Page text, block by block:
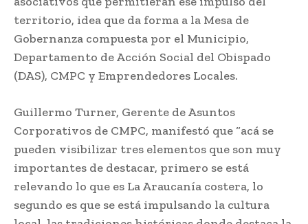
territorio, idea que da forma a la Mesa de
Gobernanza compuesta por el Municipio,
Departamento de Acción Social del Obispado
(DAS), CMPC y Emprendedores Locales.
Guillermo Turner, Gerente de Asuntos
Corporativos de CMPC, manifestó que “acá se
pueden visibilizar tres elementos que son muy
importantes de destacar, primero se está
relevando lo que es La Araucanía costera, lo
segundo es que se está impulsando la cultura